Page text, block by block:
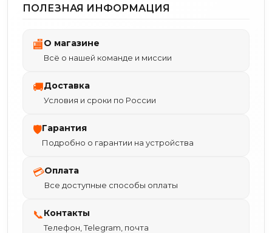
ПОЛЕЗНАЯ ИНФОРМАЦИЯ
🏬О магазине
Всё о нашей команде и миссии
🚚Доставка
Условия и сроки по России
🛡Гарантия
Подробно о гарантии на устройства
💳Оплата
Все доступные способы оплаты
📞Контакты
Телефон, Telegram, почта